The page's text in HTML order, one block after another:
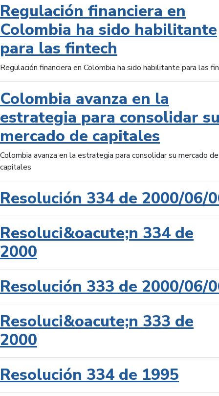
Regulación financiera en
Colombia ha sido habilitante
para las fintech
Regulación financiera en Colombia ha sido habilitante para las
Colombia avanza en la
estrategia para consolidar
mercado de capitales
Colombia avanza en la estrategia para consolidar su mercado de
capitales
Resolución 334 de 2000/06/
Resoluci&oacute;n 334 de
2000
Resolución 333 de 2000/06/
Resoluci&oacute;n 333 de
2000
Resolución 334 de 1995